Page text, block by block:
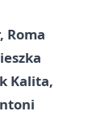
Roma
Kalita,